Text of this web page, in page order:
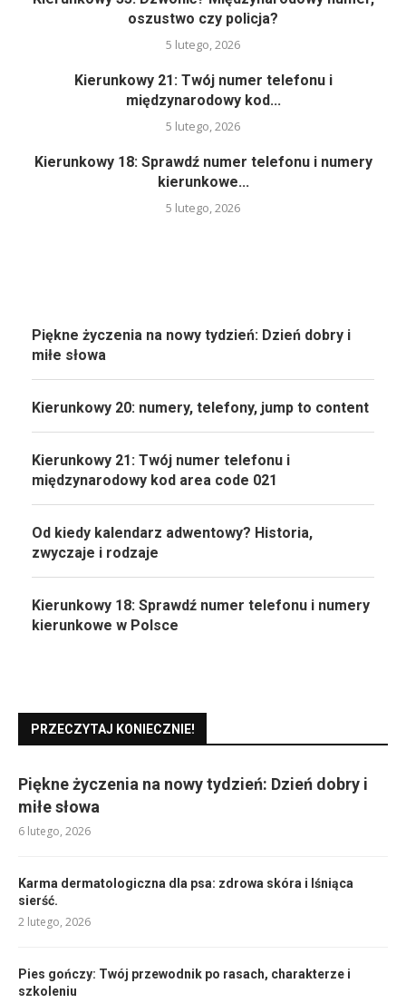
oszustwo czy policja?
5 lutego, 2026
Kierunkowy 21: Twój numer telefonu i
międzynarodowy kod...
5 lutego, 2026
Kierunkowy 18: Sprawdź numer telefonu i numery
kierunkowe...
5 lutego, 2026
Piękne życzenia na nowy tydzień: Dzień dobry i
miłe słowa
Kierunkowy 20: numery, telefony, jump to content
Kierunkowy 21: Twój numer telefonu i
międzynarodowy kod area code 021
Od kiedy kalendarz adwentowy? Historia,
zwyczaje i rodzaje
Kierunkowy 18: Sprawdź numer telefonu i numery
kierunkowe w Polsce
PRZECZYTAJ KONIECZNIE!
Piękne życzenia na nowy tydzień: Dzień dobry i
miłe słowa
6 lutego, 2026
Karma dermatologiczna dla psa: zdrowa skóra i lśniąca
sierść.
2 lutego, 2026
Pies gończy: Twój przewodnik po rasach, charakterze i
szkoleniu